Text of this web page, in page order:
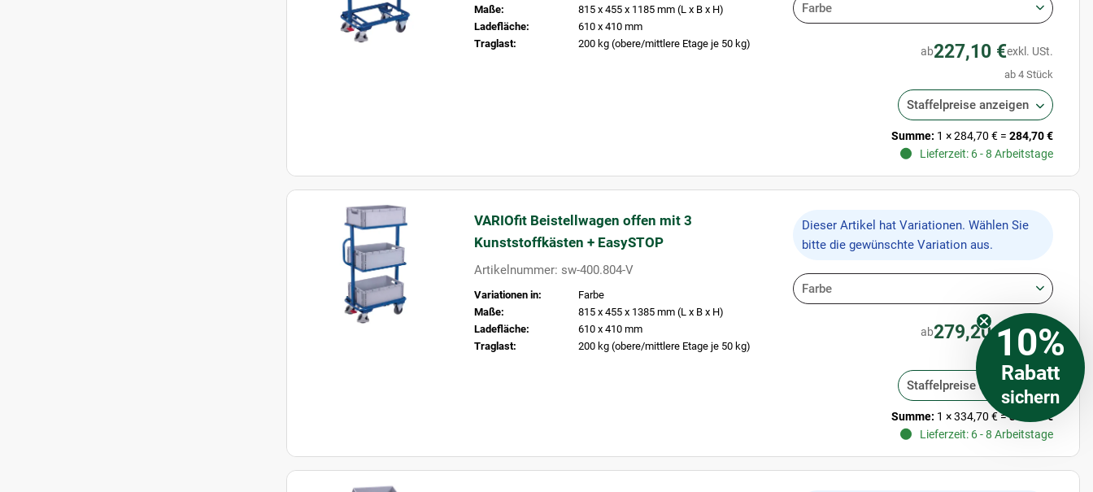
Maße:
815 x 455 x 1185 mm (L x B x H)
Ladefläche:
610 x 410 mm
Traglast:
200 kg (obere/mittlere Etage je 50 kg)
Farbe
ab227,10 €exkl. USt.
ab 4 Stück
Staffelpreise anzeigen
Summe: 1 ×284,70 € = 284,70 €
Lieferzeit: 6 - 8 Arbeitstage
VARIOfit Beistellwagen offen mit 3
Kunststoffkästen + EasySTOP
Artikelnummer: sw-400.804-V
Variationen in:
Farbe
Maße:
815 x 455 x 1385 mm (L x B x H)
Ladefläche:
610 x 410 mm
Traglast:
200 kg (obere/mittlere Etage je 50 kg)
x
Dieser Artikel hat Variationen. Wählen Sie
bitte die gewünschte Variation aus.
Farbe
ab279,20 €exkl. USt.
ab 4 Stück
Staffelpreise anzeigen
Summe: 1 ×334,70 €=334,70 €
Lieferzeit: 6 - 8 Arbeitstage
10%
Rabatt
sichern